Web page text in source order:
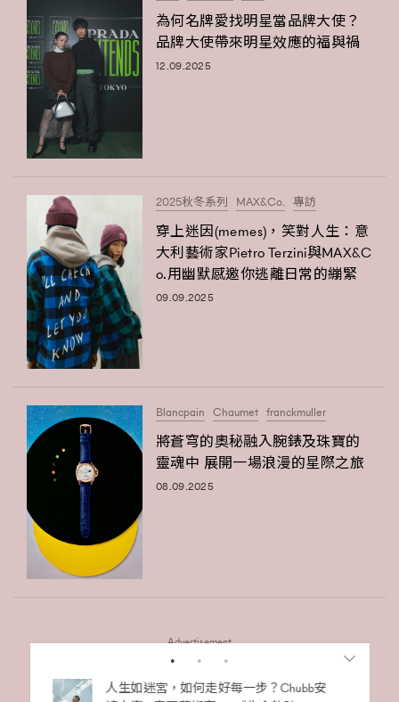
為何名牌愛找明星當品牌大使？
品牌大使帶來明星效應的福與禍
12.09.2025
2025秋冬系列 MAX&Co. 專訪
穿上迷因(memes)，笑對人生：意
大利藝術家Pietro Terzini與MAX&C
o.用幽默感邀你逃離日常的繃緊
09.09.2025
Blancpain Chaumet franckmuller
將蒼穹的奧秘融入腕錶及珠寶的
靈魂中 展開一場浪漫的星際之旅
08.09.2025
Advertisement
人生如迷宮，如何走好每一步？Chubb安